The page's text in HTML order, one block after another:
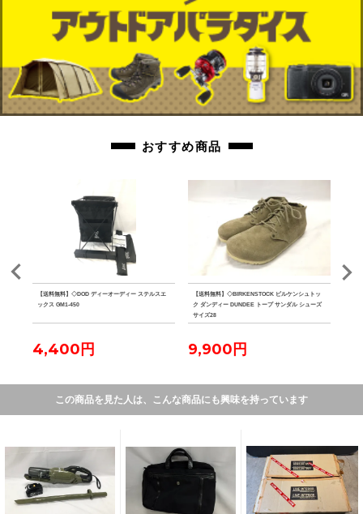
おすすめ商品
【送料無料】◇DOD ディーオーディー ステルスエ
ックス GM1-450
4,400円
【送料無料】◇BIRKENSTOCK ビルケンシュトッ
ク ダンディー DUNDEE トープ サンダル シューズ
サイズ28
9,900円
この商品を見た人は、こんな商品にも興味を持っています